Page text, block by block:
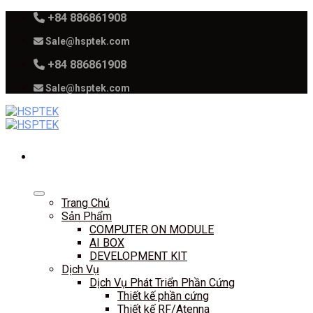
content
+84 886861908
Sale@hsptek.com
+84 886861908
Sale@hsptek.com
Trang Chủ
Sản Phẩm
COMPUTER ON MODULE
AI BOX
DEVELOPMENT KIT
Dịch Vụ
Dịch Vụ Phát Triển Phần Cứng
Thiết kế phần cứng
Thiết kế RF/Atenna